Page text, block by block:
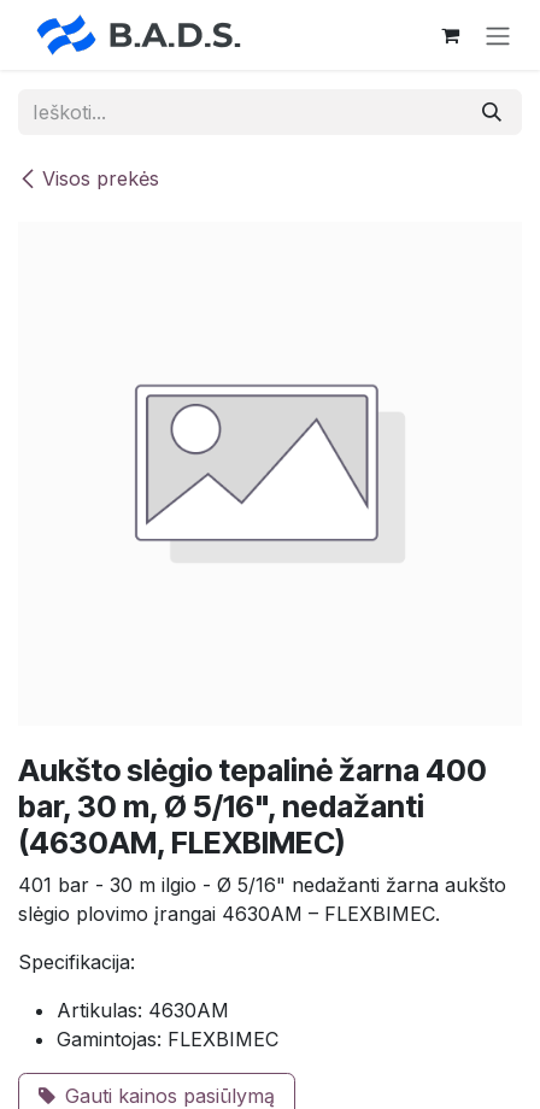
Skip to Content
Visos prekės
Aukšto slėgio tepalinė žarna 400
bar, 30 m, Ø 5/16", nedažanti
(4630AM, FLEXBIMEC)
401 bar - 30 m ilgio - Ø 5/16" nedažanti žarna aukšto
slėgio plovimo įrangai 4630AM – FLEXBIMEC.
Specifikacija:
Artikulas: 4630AM
Gamintojas: FLEXBIMEC
Gauti kainos pasiūlymą